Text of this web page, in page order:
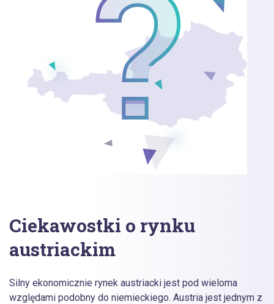
Ciekawostki o rynku
austriackim
Silny ekonomicznie rynek austriacki jest pod wieloma
względami podobny do niemieckiego. Austria jest jednym z